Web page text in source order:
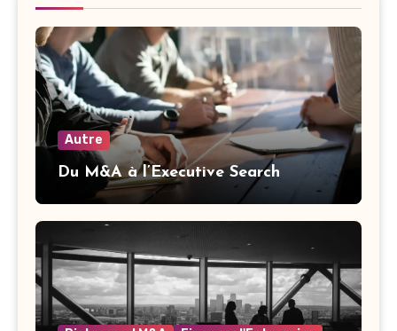
Autre
Du M&A à l’Executive Search